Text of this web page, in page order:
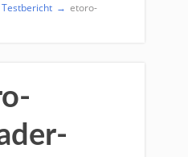
→ etoro-